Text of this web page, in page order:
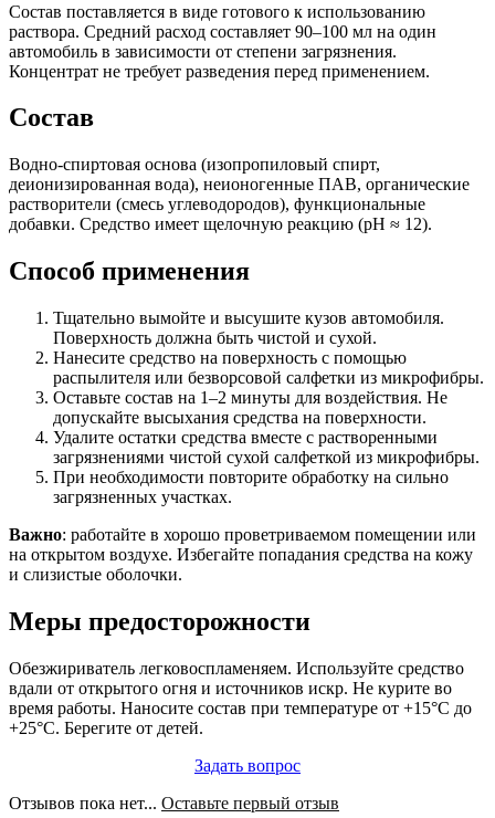
Состав поставляется в виде готового к использованию
раствора. Средний расход составляет 90–100 мл на один
автомобиль в зависимости от степени загрязнения.
Концентрат не требует разведения перед применением.
Состав
Водно-спиртовая основа (изопропиловый спирт,
деионизированная вода), неионогенные ПАВ, органические
растворители (смесь углеводородов), функциональные
добавки. Средство имеет щелочную реакцию (pH ≈ 12).
Способ применения
Тщательно вымойте и высушите кузов автомобиля.
Поверхность должна быть чистой и сухой.
Нанесите средство на поверхность с помощью
распылителя или безворсовой салфетки из микрофибры.
Оставьте состав на 1–2 минуты для воздействия. Не
допускайте высыхания средства на поверхности.
Удалите остатки средства вместе с растворенными
загрязнениями чистой сухой салфеткой из микрофибры.
При необходимости повторите обработку на сильно
загрязненных участках.
Важно: работайте в хорошо проветриваемом помещении или
на открытом воздухе. Избегайте попадания средства на кожу
и слизистые оболочки.
Меры предосторожности
Обезжириватель легковоспламеняем. Используйте средство
вдали от открытого огня и источников искр. Не курите во
время работы. Наносите состав при температуре от +15°C до
+25°C. Берегите от детей.
Задать вопрос
Отзывов пока нет... Оставьте первый отзыв